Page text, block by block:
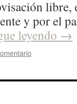
libre,
y por el
leyendo →